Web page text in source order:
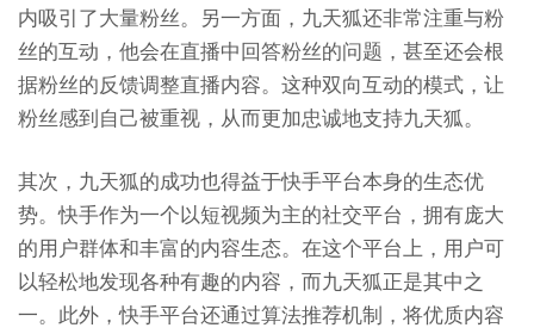
内吸引了大量粉丝。另一方面，九天狐还非常注重与粉
丝的互动，他会在直播中回答粉丝的问题，甚至还会根
据粉丝的反馈调整直播内容。这种双向互动的模式，让
粉丝感到自己被重视，从而更加忠诚地支持九天狐。
其次，九天狐的成功也得益于快手平台本身的生态优
势。快手作为一个以短视频为主的社交平台，拥有庞大
的用户群体和丰富的内容生态。在这个平台上，用户可
以轻松地发现各种有趣的内容，而九天狐正是其中之
一。此外，快手平台还通过算法推荐机制，将优质内容